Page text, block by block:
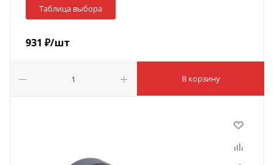
Таблица выбора
931 ₽/шт
В корзину